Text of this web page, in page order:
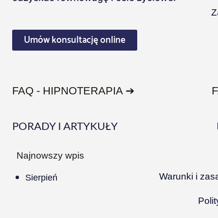
Umów konsultację online
FAQ - HIPNOTERAPIA ➔
PORADY I ARTYKUŁY
Najnowszy wpis
Sierpień Warunki i